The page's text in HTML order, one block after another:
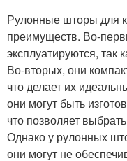
Рулонные шторы для
преимуществ. Во-
эксплуатируются, так
Во-вторых, они
что делает их
они могут быть
что позволяет
Однако у рулонных
они могут не